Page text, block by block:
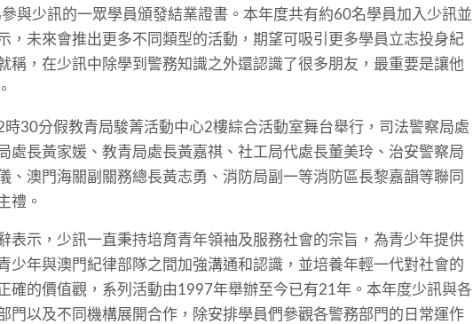
與少訊的一眾學員頒發結業證書。本年度共有約60名學員加入少訊並
，未來會推出更多不同類型的活動，期望可吸引更多學員立志投身紀
稱，在少訊中除學到警務知識之外還認識了很多朋友，最重要是讓他
時30分假教青局駿菁活動中心2樓綜合活動室舞台舉行，司法警察局處
處長黃家媛、教青局處長黃嘉祺、社工局代處長董美玲、治安警察局
、澳門海關副關務總長黃志勇、消防局副一等消防區長黎嘉韻等聯同
禮。
表示，少訊一直秉持培育青年領袖及服務社會的宗旨，為青少年提供
少年與澳門紀律部隊之間加強溝通和認識，並培養年輕一代對社會的
確的價值觀，系列活動由1997年舉辦至今已有21年。本年度少訊與各
門以及不同機構展開合作，除安排學員們參觀各警務部門的日常運作